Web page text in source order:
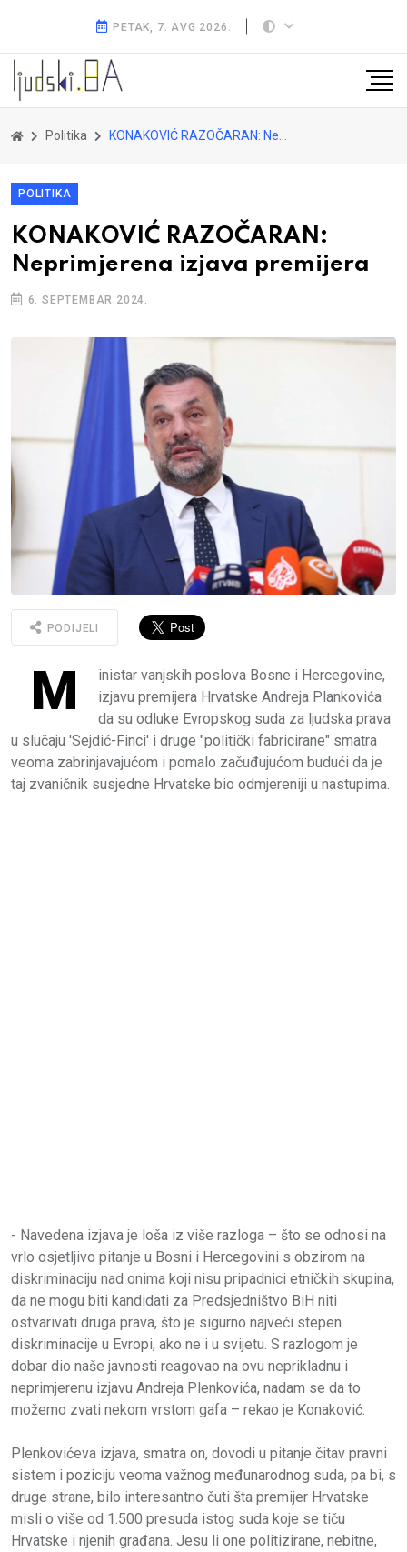
PETAK, 7. AVG 2026.
Politika KONAKOVIĆ RAZOČARAN: Neprimjerena izjava premijera
POLITIKA
KONAKOVIĆ RAZOČARAN:
Neprimjerena izjava premijera
6. SEPTEMBAR 2024.
PODIJELI
M
inistar vanjskih poslova Bosne i Hercegovine,
izjavu premijera Hrvatske Andreja Plankovića
da su odluke Evropskog suda za ljudska prava
u slučaju 'Sejdić-Finci' i druge "politički fabricirane" smatra
veoma zabrinjavajućom i pomalo začuđujućom budući da je
taj zvaničnik susjedne Hrvatske bio odmjereniji u nastupima.
- Navedena izjava je loša iz više razloga – što se odnosi na
vrlo osjetljivo pitanje u Bosni i Hercegovini s obzirom na
diskriminaciju nad onima koji nisu pripadnici etničkih skupina,
da ne mogu biti kandidati za Predsjedništvo BiH niti
ostvarivati druga prava, što je sigurno najveći stepen
diskriminacije u Evropi, ako ne i u svijetu. S razlogom je
dobar dio naše javnosti reagovao na ovu neprikladnu i
neprimjerenu izjavu Andreja Plenkovića, nadam se da to
možemo zvati nekom vrstom gafa – rekao je Konaković.
Plenkovićeva izjava, smatra on, dovodi u pitanje čitav pravni
sistem i poziciju veoma važnog međunarodnog suda, pa bi, s
druge strane, bilo interesantno čuti šta premijer Hrvatske
misli o više od 1.500 presuda istog suda koje se tiču
Hrvatske i njenih građana. Jesu li one politizirane, nebitne,